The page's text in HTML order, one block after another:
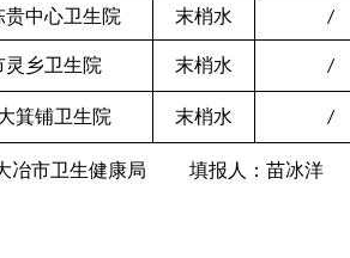
贵中心卫生院 末梢水 /
灵乡卫生院 末梢水 /
箕铺卫生院 末梢水 /
冶市卫生健康局 填报人：苗冰洋